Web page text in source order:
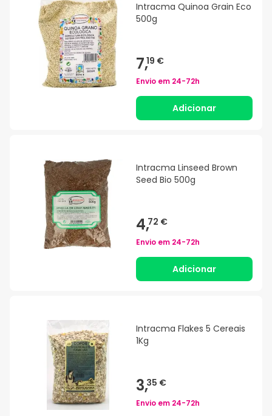
Intracma Quinoa Grain Eco
500g
7,19 €
Envio em 24-72h
Adicionar
Intracma Linseed Brown
Seed Bio 500g
4,72 €
Envio em 24-72h
Adicionar
Intracma Flakes 5 Cereais
1Kg
3,35 €
Envio em 24-72h